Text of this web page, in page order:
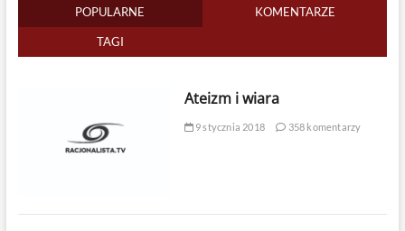
POPULARNE KOMENTARZE
TAGI
Ateizm i wiara
9 stycznia 2018 358 komentarzy